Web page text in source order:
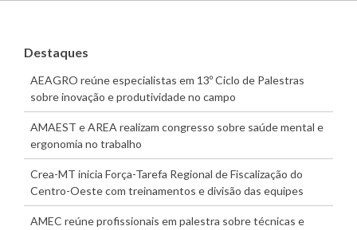
Destaques
AEAGRO reúne especialistas em 13º Ciclo de Palestras
sobre inovação e produtividade no campo
AMAEST e AREA realizam congresso sobre saúde mental e
ergonomia no trabalho
Crea-MT inicia Força-Tarefa Regional de Fiscalização do
Centro-Oeste com treinamentos e divisão das equipes
AMEC reúne profissionais em palestra sobre técnicas e